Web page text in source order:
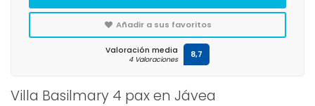
Villa Basilmary 4 pax en Jávea
Añadir a sus favoritos
Valoración media
4 Valoraciones 8,7